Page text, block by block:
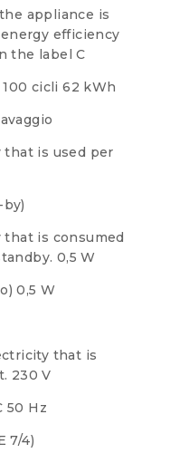
appliance is
efficiency
the label C
cicli 62 kWh
is used per
is consumed
0,5 W
0,5 W
that is
230 V
50 Hz
7/4)